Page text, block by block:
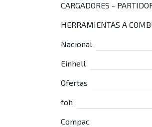
CARGADORES -
HERRAMIENTAS A
Nacional
Einhell
Ofertas
foh
Compac